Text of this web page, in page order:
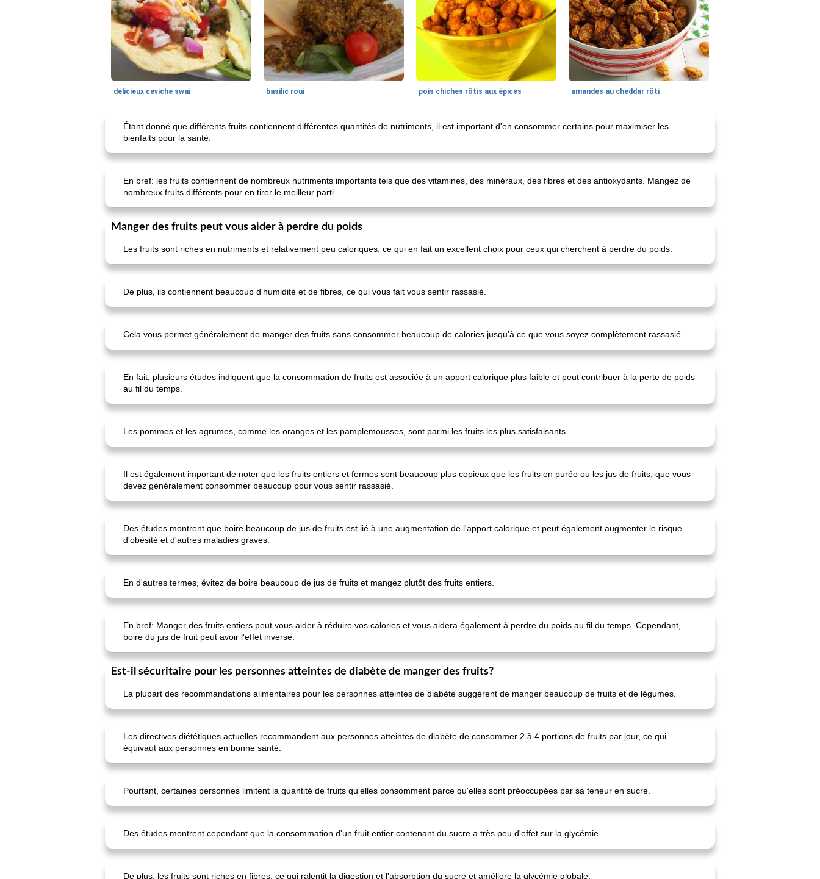
délicieux ceviche swai basilic roui pois chiches rôtis aux épices amandes au cheddar rôti
Étant donné que différents fruits contiennent différentes quantités de nutriments, il est important d'en consommer certains pour maximiser les
bienfaits pour la santé.
En bref: les fruits contiennent de nombreux nutriments importants tels que des vitamines, des minéraux, des fibres et des antioxydants. Mangez de
nombreux fruits différents pour en tirer le meilleur parti.
Manger des fruits peut vous aider à perdre du poids
Les fruits sont riches en nutriments et relativement peu caloriques, ce qui en fait un excellent choix pour ceux qui cherchent à perdre du poids.
De plus, ils contiennent beaucoup d'humidité et de fibres, ce qui vous fait vous sentir rassasié.
Cela vous permet généralement de manger des fruits sans consommer beaucoup de calories jusqu'à ce que vous soyez complètement rassasié.
En fait, plusieurs études indiquent que la consommation de fruits est associée à un apport calorique plus faible et peut contribuer à la perte de poids
au fil du temps.
Les pommes et les agrumes, comme les oranges et les pamplemousses, sont parmi les fruits les plus satisfaisants.
Il est également important de noter que les fruits entiers et fermes sont beaucoup plus copieux que les fruits en purée ou les jus de fruits, que vous
devez généralement consommer beaucoup pour vous sentir rassasié.
Des études montrent que boire beaucoup de jus de fruits est lié à une augmentation de l'apport calorique et peut également augmenter le risque
d'obésité et d'autres maladies graves.
En d'autres termes, évitez de boire beaucoup de jus de fruits et mangez plutôt des fruits entiers.
En bref: Manger des fruits entiers peut vous aider à réduire vos calories et vous aidera également à perdre du poids au fil du temps. Cependant,
boire du jus de fruit peut avoir l'effet inverse.
Est-il sécuritaire pour les personnes atteintes de diabète de manger des fruits?
La plupart des recommandations alimentaires pour les personnes atteintes de diabète suggèrent de manger beaucoup de fruits et de légumes.
Les directives diététiques actuelles recommandent aux personnes atteintes de diabète de consommer 2 à 4 portions de fruits par jour, ce qui
équivaut aux personnes en bonne santé.
Pourtant, certaines personnes limitent la quantité de fruits qu'elles consomment parce qu'elles sont préoccupées par sa teneur en sucre.
Des études montrent cependant que la consommation d'un fruit entier contenant du sucre a très peu d'effet sur la glycémie.
De plus, les fruits sont riches en fibres, ce qui ralentit la digestion et l'absorption du sucre et améliore la glycémie globale.